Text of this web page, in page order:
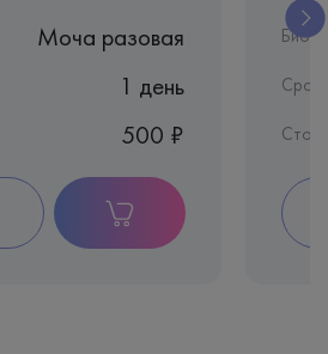
Моча разовая
1 день
500 ₽
Срок